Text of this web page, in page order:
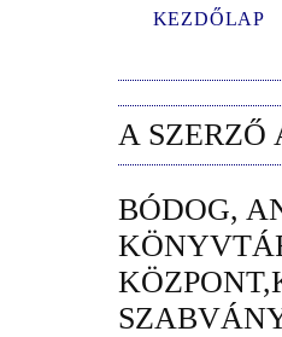
KEZDŐLAP
A SZERZŐ
BÓDOG,